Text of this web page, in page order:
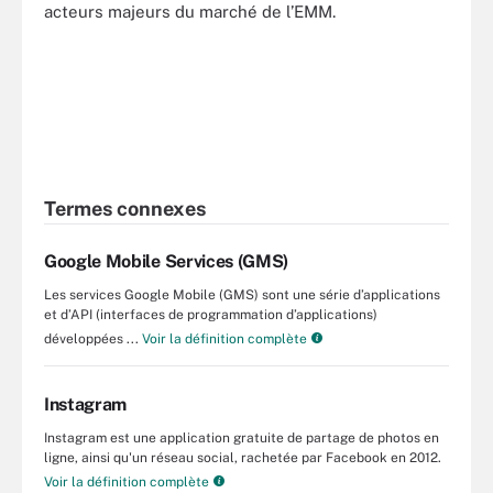
acteurs majeurs du marché de l’EMM.
Termes connexes
Google Mobile Services (GMS)
Les services Google Mobile (GMS) sont une série d’applications
et d’API (interfaces de programmation d’applications)
développées ... Voir la définition complète
Instagram
Instagram est une application gratuite de partage de photos en
ligne, ainsi qu'un réseau social, rachetée par Facebook en 2012.
Voir la définition complète